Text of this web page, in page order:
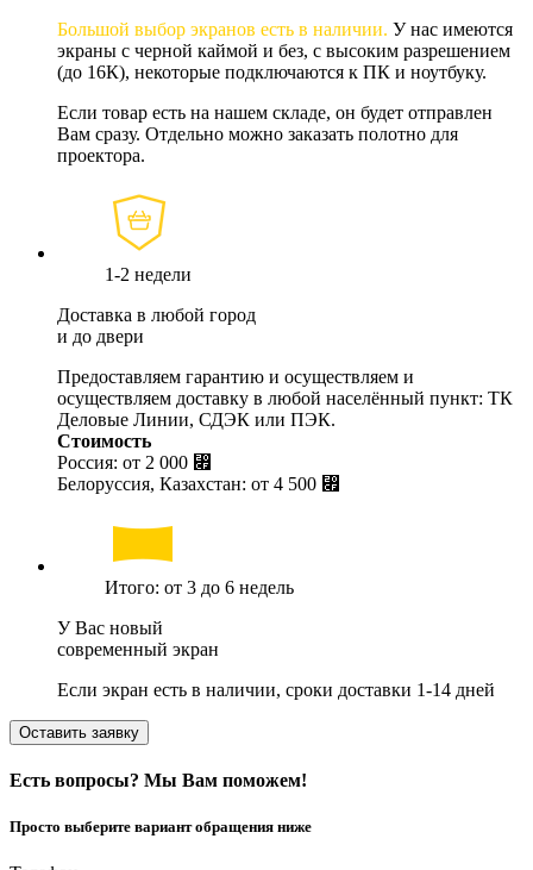
Большой выбор экранов есть в наличии. У нас имеются
экраны с черной каймой и без, с высоким разрешением
(до 16К), некоторые подключаются к ПК и ноутбуку.
Если товар есть на нашем складе, он будет отправлен
Вам сразу. Отдельно можно заказать полотно для
проектора.
1-2 недели
Доставка в любой город
и до двери
Предоставляем гарантию и осуществляем и
осуществляем доставку в любой населённый пункт: ТК
Деловые Линии, СДЭК или ПЭК.
Стоимость
Россия: от 2 000 ⃏
Белоруссия, Казахстан: от 4 500 ⃏
Итого: от 3 до 6 недель
У Вас новый
современный экран
Если экран есть в наличии, сроки доставки 1-14 дней
Оставить заявку
Есть вопросы? Мы Вам поможем!
Просто выберите вариант обращения ниже